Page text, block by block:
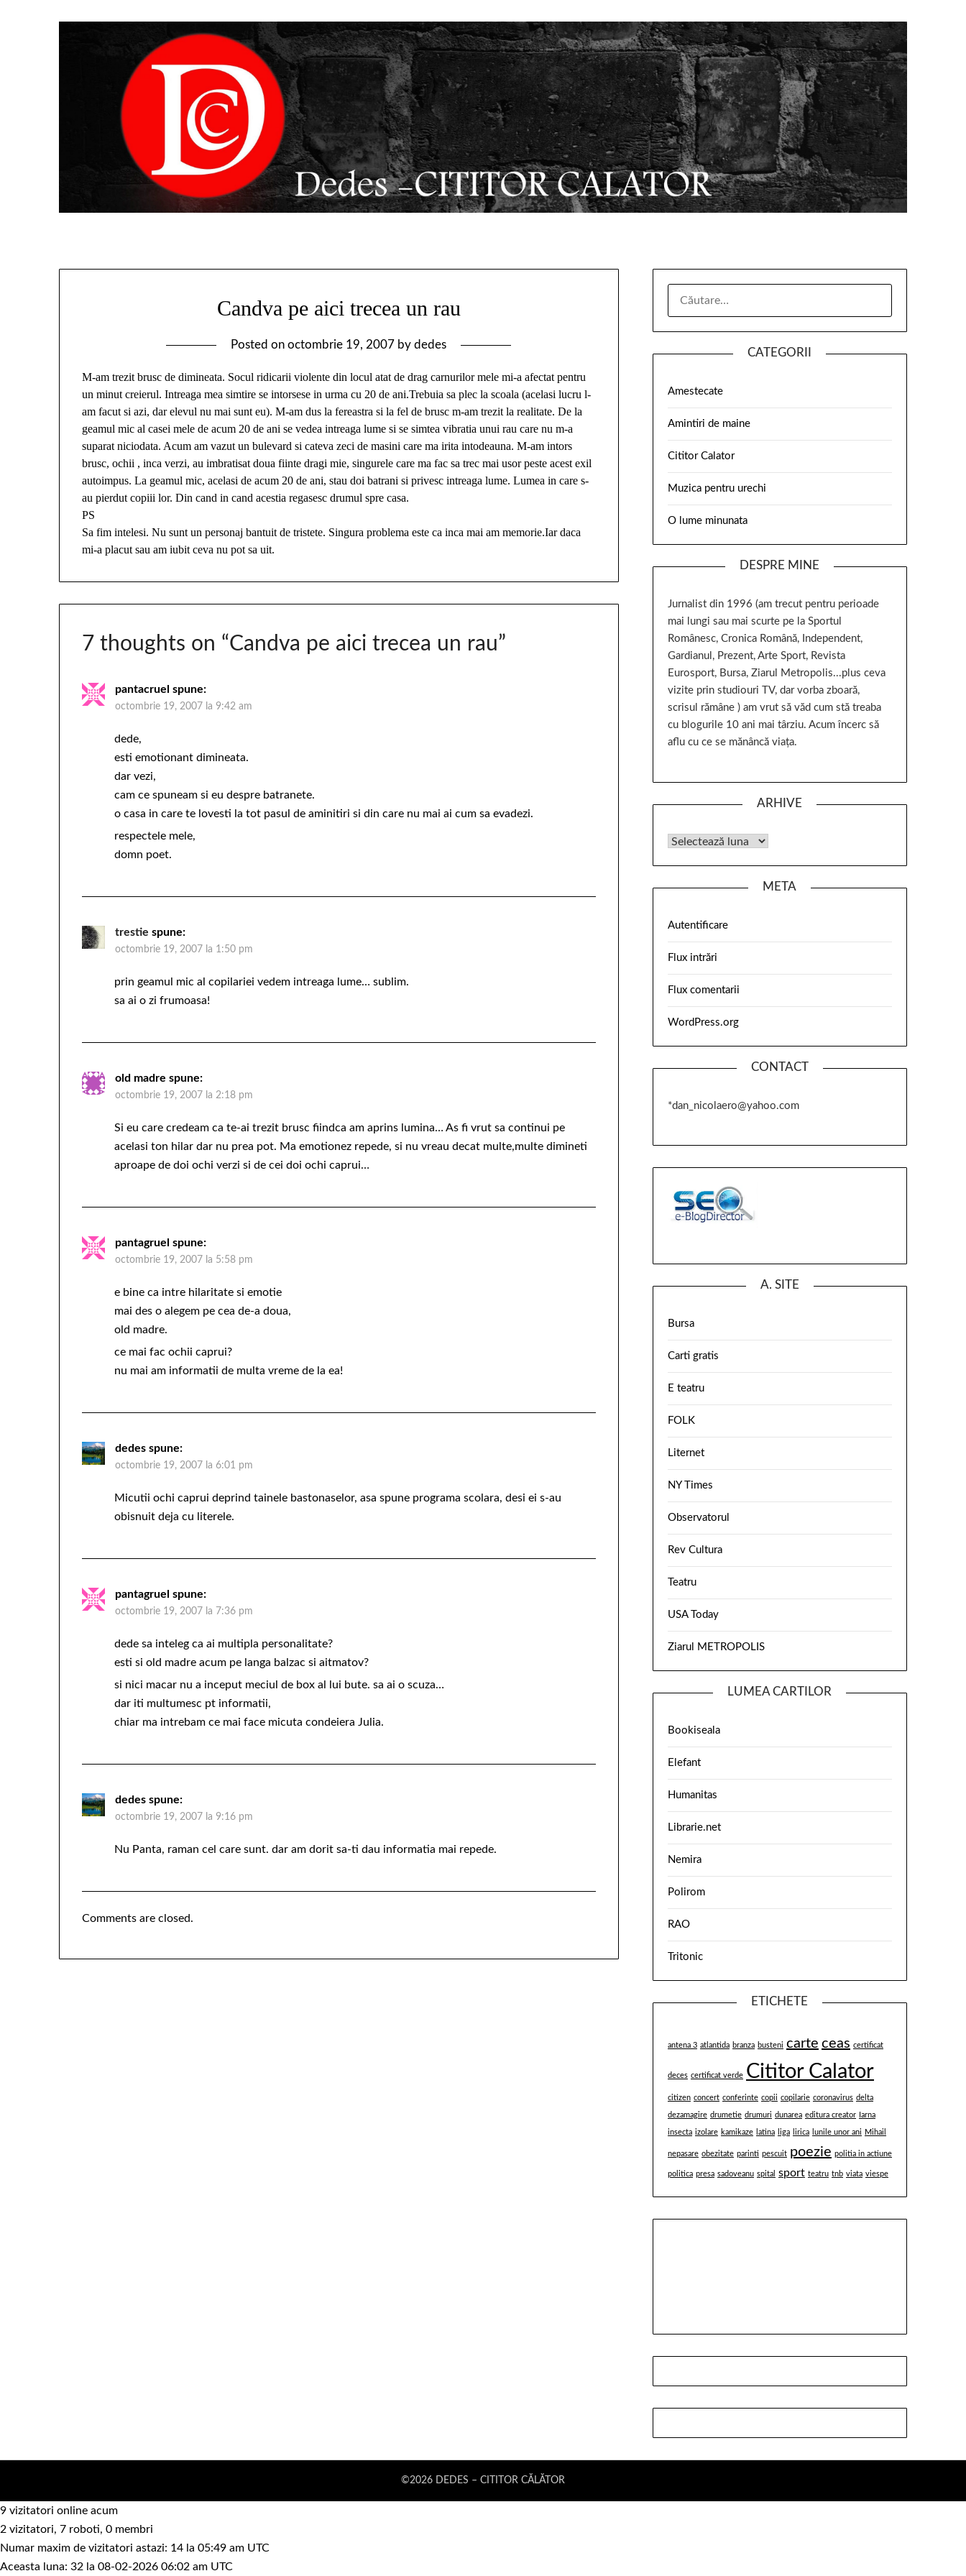
Candva pe aici trecea un rau
Posted onoctombrie 19, 2007 bydedes
M-am trezit brusc de dimineata. Socul ridicarii violente din locul atat de drag carnurilor mele mi-a afectat pentru
un minut creierul. Intreaga mea simtire se intorsese in urma cu 20 de ani.Trebuia sa plec la scoala (acelasi lucru l-
am facut si azi, dar elevul nu mai sunt eu). M-am dus la fereastra si la fel de brusc m-am trezit la realitate. De la
geamul mic al casei mele de acum 20 de ani se vedea intreaga lume si se simtea vibratia unui rau care nu m-a
suparat niciodata. Acum am vazut un bulevard si cateva zeci de masini care ma irita intodeauna. M-am intors
brusc, ochii , inca verzi, au imbratisat doua fiinte dragi mie, singurele care ma fac sa trec mai usor peste acest exil
autoimpus. La geamul mic, acelasi de acum 20 de ani, stau doi batrani si privesc intreaga lume.Lumea in care s-
au pierdut copiii lor. Din cand in cand acestia regasesc drumul spre casa.
PS
Sa fim intelesi. Nu sunt un personaj bantuit de tristete. Singura problema este ca inca mai am memorie.Iar daca
mi-a placut sau am iubit ceva nu pot sa uit.
7 thoughts on “Candva pe aici trecea un rau”
pantacruel spune:
octombrie 19, 2007 la 9:42 am
dede,
esti emotionant dimineata.
dar vezi,
cam ce spuneam si eu despre batranete.
o casa in care te lovesti la tot pasul de aminitiri si din care nu mai ai cum sa evadezi.
respectele mele,
domn poet.
trestie spune:
octombrie 19, 2007 la 1:50 pm
prin geamul mic al copilariei vedem intreaga lume… sublim.
sa ai o zi frumoasa!
old madre spune:
octombrie 19, 2007 la 2:18 pm
Si eu care credeam ca te-ai trezit brusc fiindca am aprins lumina… As fi vrut sa continui pe
acelasi ton hilar dar nu prea pot. Ma emotionez repede, si nu vreau decat multe,multe dimineti
aproape de doi ochi verzi si de cei doi ochi caprui…
pantagruel spune:
octombrie 19, 2007 la 5:58 pm
e bine ca intre hilaritate si emotie
mai des o alegem pe cea de-a doua,
old madre.
ce mai fac ochii caprui?
nu mai am informatii de multa vreme de la ea!
dedes spune:
octombrie 19, 2007 la 6:01 pm
Micutii ochi caprui deprind tainele bastonaselor, asa spune programa scolara, desi ei s-au
obisnuit deja cu literele.
pantagruel spune:
octombrie 19, 2007 la 7:36 pm
dede sa inteleg ca ai multipla personalitate?
esti si old madre acum pe langa balzac si aitmatov?
si nici macar nu a inceput meciul de box al lui bute. sa ai o scuza…
dar iti multumesc pt informatii,
chiar ma intrebam ce mai face micuta condeiera Julia.
dedes spune:
octombrie 19, 2007 la 9:16 pm
Nu Panta, raman cel care sunt. dar am dorit sa-ti dau informatia mai repede.
Comments are closed.
CATEGORII
Amestecate
Amintiri de maine
Cititor Calator
Muzica pentru urechi
O lume minunata
DESPRE MINE
Jurnalist din 1996 (am trecut pentru perioade
mai lungi sau mai scurte pe la Sportul
Românesc, Cronica Română, Independent,
Gardianul, Prezent, Arte Sport, Revista
Eurosport, Bursa, Ziarul Metropolis...plus ceva
vizite prin studiouri TV, dar vorba zboară,
scrisul rămâne ) am vrut să văd cum stă treaba
cu blogurile 10 ani mai târziu. Acum încerc să
aflu cu ce se mănâncă viața.
ARHIVE
META
Autentificare
Flux intrări
Flux comentarii
WordPress.org
CONTACT
*dan_nicolaero@yahoo.com
A. SITE
Bursa
Carti gratis
E teatru
FOLK
Liternet
NY Times
Observatorul
Rev Cultura
Teatru
USA Today
Ziarul METROPOLIS
LUMEA CARTILOR
Bookiseala
Elefant
Humanitas
Librarie.net
Nemira
Polirom
RAO
Tritonic
ETICHETE
antena 3 atlantida branza busteni carte ceas certificat
deces certificat verde Cititor Calator
citizen concert conferinte copii copilarie coronavirus delta
dezamagire drumetie drumuri dunarea editura creator Iarna
insecta izolare kamikaze latina liga lirica lunile unor ani Mihail
nepasare obezitate parinti pescuit poezie politia in actiune
politica presa sadoveanu spital sport teatru tnb viata viespe
©2026 DEDES – CITITOR CĂLĂTOR
9 vizitatori online acum
2 vizitatori, 7 roboti, 0 membri
Numar maxim de vizitatori astazi: 14 la 05:49 am UTC
Aceasta luna: 32 la 08-02-2026 06:02 am UTC